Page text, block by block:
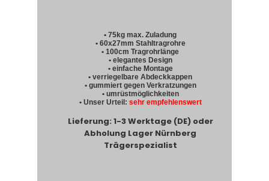
• 75kg max. Zuladung
• 60x27mm Stahltragrohre
• 100cm Tragrohrlänge
• elegantes Design
• einfache Montage
• verriegelbare Abdeckkappen
• gummiert gegen Verkratzungen
• umrüstmöglichkeiten
• Unser Urteil: sehr empfehlenswert
Lieferung: 1-3 Werktage (DE) oder
Abholung Lager Nürnberg
Trägerspezialist